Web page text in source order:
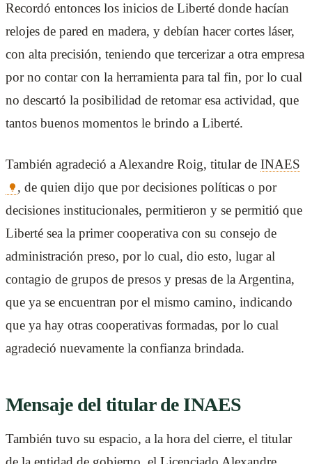
Recordó entonces los inicios de Liberté donde hacían
relojes de pared en madera, y debían hacer cortes láser,
con alta precisión, teniendo que tercerizar a otra empresa
por no contar con la herramienta para tal fin, por lo cual
no descartó la posibilidad de retomar esa actividad, que
tantos buenos momentos le brindo a Liberté.
También agradeció a Alexandre Roig, titular de INAES
, de quien dijo que por decisiones políticas o por
decisiones institucionales, permitieron y se permitió que
Liberté sea la primer cooperativa con su consejo de
administración preso, por lo cual, dio esto, lugar al
contagio de grupos de presos y presas de la Argentina,
que ya se encuentran por el mismo camino, indicando
que ya hay otras cooperativas formadas, por lo cual
agradeció nuevamente la confianza brindada.
Mensaje del titular de INAES
También tuvo su espacio, a la hora del cierre, el titular